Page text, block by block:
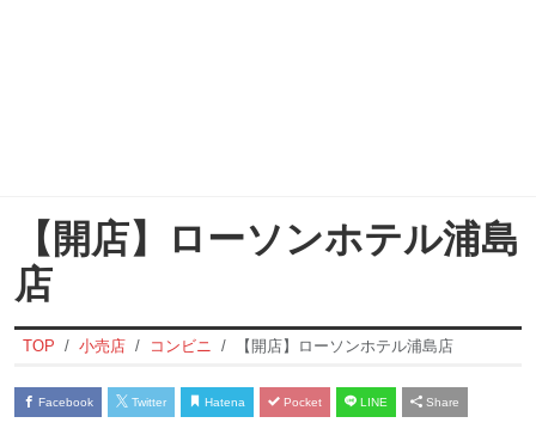
【開店】ローソンホテル浦島
店
TOP 小売店 コンビニ 【開店】ローソンホテル浦島店
Facebook Twitter Hatena Pocket LINE Share